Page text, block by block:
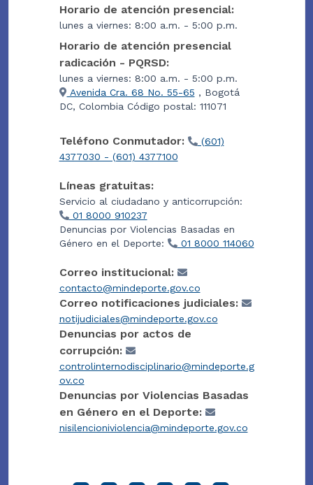
Horario de atención presencial:
lunes a viernes: 8:00 a.m. - 5:00 p.m.
Horario de atención presencial
radicación - PQRSD:
lunes a viernes: 8:00 a.m. - 5:00 p.m.
Avenida Cra. 68 No. 55-65 , Bogotá
DC, Colombia Código postal: 111071
Teléfono Conmutador:
(601)
4377030 - (601) 4377100
Líneas gratuitas:
Servicio al ciudadano y anticorrupción:
01 8000 910237
Denuncias por Violencias Basadas en
Género en el Deporte:
01 8000 114060
Correo institucional:
contacto@mindeporte.gov.co
Correo notificaciones judiciales:
notijudiciales@mindeporte.gov.co
Denuncias por actos de
corrupción:
controlinternodisciplinario@mindeporte.g
ov.co
Denuncias por Violencias Basadas
en Género en el Deporte:
nisilencioniviolencia@mindeporte.gov.co